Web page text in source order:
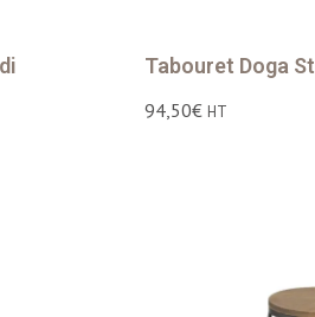
Tabouret Doga
94,50€ HT